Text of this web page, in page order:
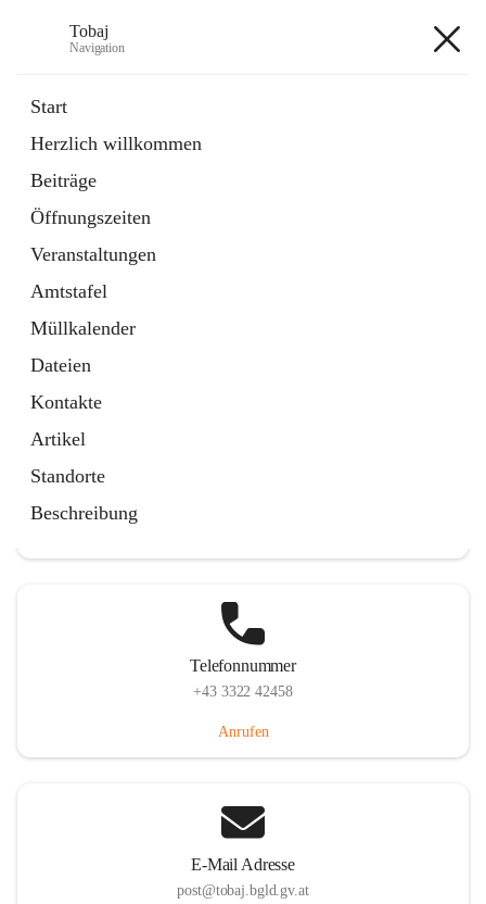
Tobaj
Navigation
Start
Herzlich willkommen
Beiträge
Öffnungszeiten
Veranstaltungen
Amtstafel
Müllkalender
Dateien
Kontakte
Artikel
Standorte
Beschreibung
Externe Webseite
in
Tab
Formulare
2 Schnellzugriffe
Telefonnummer
+43 3322 42458
Anrufen
E-Mail Adresse
post@tobaj.bgld.gv.at